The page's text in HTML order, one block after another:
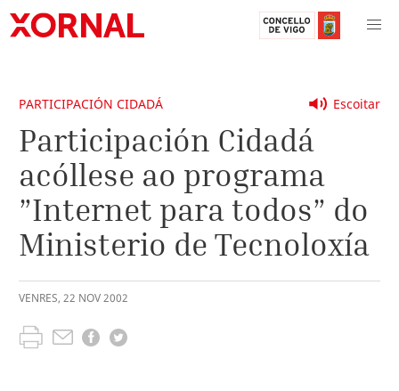
Escoitar
PARTICIPACIÓN CIDADÁ
Participación Cidadá
acóllese ao programa
”Internet para todos” do
Ministerio de Tecnoloxía
VENRES, 22 NOV2002